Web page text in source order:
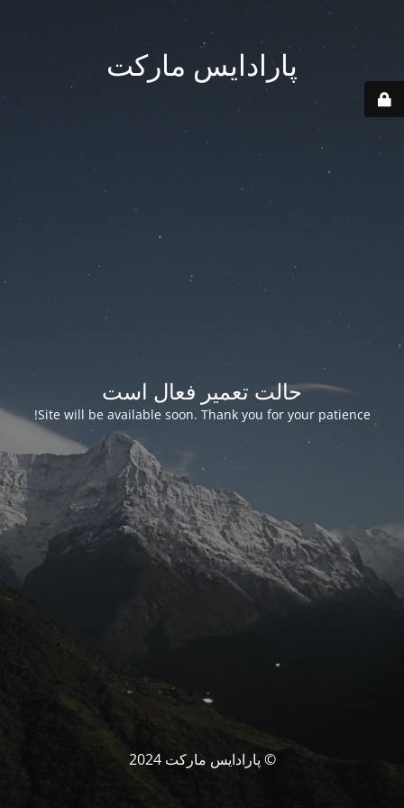
پارادایس مارکت
حالت تعمیر فعال است
Site will be available soon. Thank you for your patience!
© پارادایس مارکت 2024